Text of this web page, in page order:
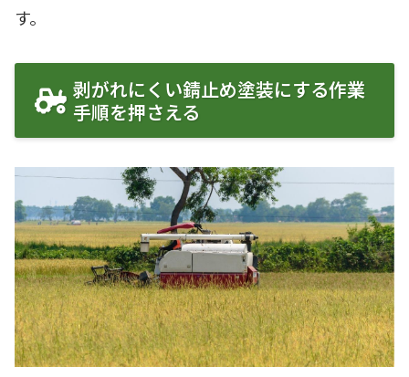
す。
剥がれにくい錆止め塗装にする作業
手順を押さえる